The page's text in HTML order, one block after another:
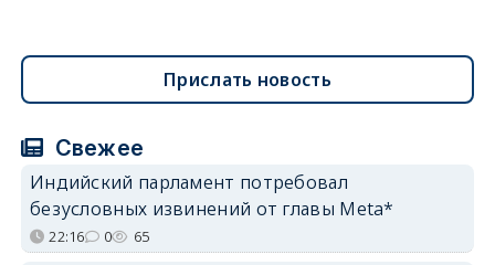
Прислать новость
Свежее
Индийский парламент потребовал
безусловных извинений от главы Meta*
22:16 0 65